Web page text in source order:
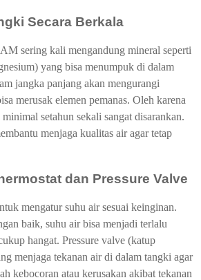
Secara Berkala
sering kali mengandung mineral seperti
yang bisa menumpuk di dalam
jangka panjang akan mengurangi
merusak elemen pemanas. Oleh karena
setahun sekali sangat disarankan.
menjaga kualitas air agar tetap
dan Pressure Valve
mengatur suhu air sesuai keinginan.
baik, suhu air bisa menjadi terlalu
hangat. Pressure valve (katup
menjaga tekanan air di dalam tangki agar
kebocoran atau kerusakan akibat tekanan